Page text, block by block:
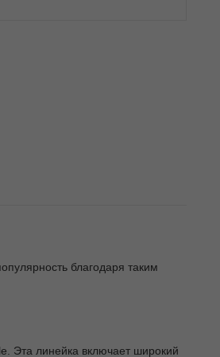
благодаря таким
Эта линейка включает широкий